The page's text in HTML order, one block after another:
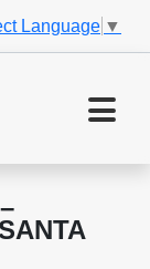
Language ▼